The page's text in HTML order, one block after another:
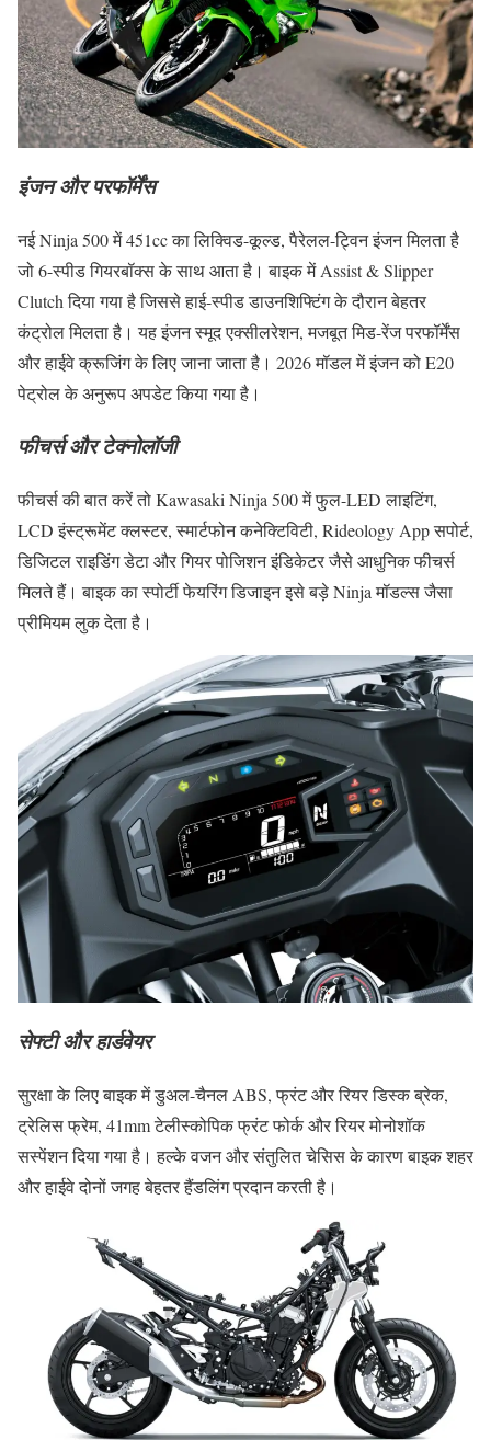
इंजन और परफॉर्मेंस
नई Ninja 500 में 451cc का लिक्विड-कूल्ड, पैरेलल-ट्विन इंजन मिलता है
जो 6-स्पीड गियरबॉक्स के साथ आता है। बाइक में Assist & Slipper
Clutch दिया गया है जिससे हाई-स्पीड डाउनशिफ्टिंग के दौरान बेहतर
कंट्रोल मिलता है। यह इंजन स्मूद एक्सीलरेशन, मजबूत मिड-रेंज परफॉर्मेंस
और हाईवे क्रूजिंग के लिए जाना जाता है। 2026 मॉडल में इंजन को E20
पेट्रोल के अनुरूप अपडेट किया गया है।
फीचर्स और टेक्नोलॉजी
फीचर्स की बात करें तो Kawasaki Ninja 500 में फुल-LED लाइटिंग,
LCD इंस्ट्रूमेंट क्लस्टर, स्मार्टफोन कनेक्टिविटी, Rideology App सपोर्ट,
डिजिटल राइडिंग डेटा और गियर पोजिशन इंडिकेटर जैसे आधुनिक फीचर्स
मिलते हैं। बाइक का स्पोर्टी फेयरिंग डिजाइन इसे बड़े Ninja मॉडल्स जैसा
प्रीमियम लुक देता है।
सेफ्टी और हार्डवेयर
सुरक्षा के लिए बाइक में डुअल-चैनल ABS, फ्रंट और रियर डिस्क ब्रेक,
ट्रेलिस फ्रेम, 41mm टेलीस्कोपिक फ्रंट फोर्क और रियर मोनोशॉक
सस्पेंशन दिया गया है। हल्के वजन और संतुलित चेसिस के कारण बाइक शहर
और हाईवे दोनों जगह बेहतर हैंडलिंग प्रदान करती है।